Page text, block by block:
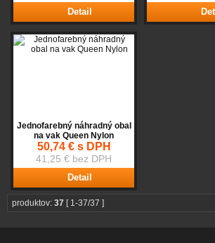
Detail
Jednofarebný náhradný obal
na vak Queen Nylon
50,74 € s DPH
41,25 € bez DPH
Detail
produktov: 37 [ 1-37/37 ]